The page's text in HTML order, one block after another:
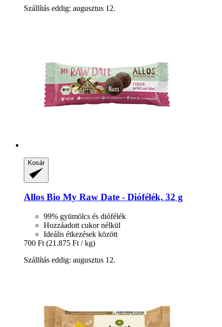
Szállítás eddig: augusztus 12.
Kosár
Allos Bio My Raw Date -​ Diófélék, 32 g
99% gyümölcs és diófélék
Hozzáadott cukor nélkül
Ideális étkezések között
700 Ft (21.875 Ft / kg)
Szállítás eddig: augusztus 12.